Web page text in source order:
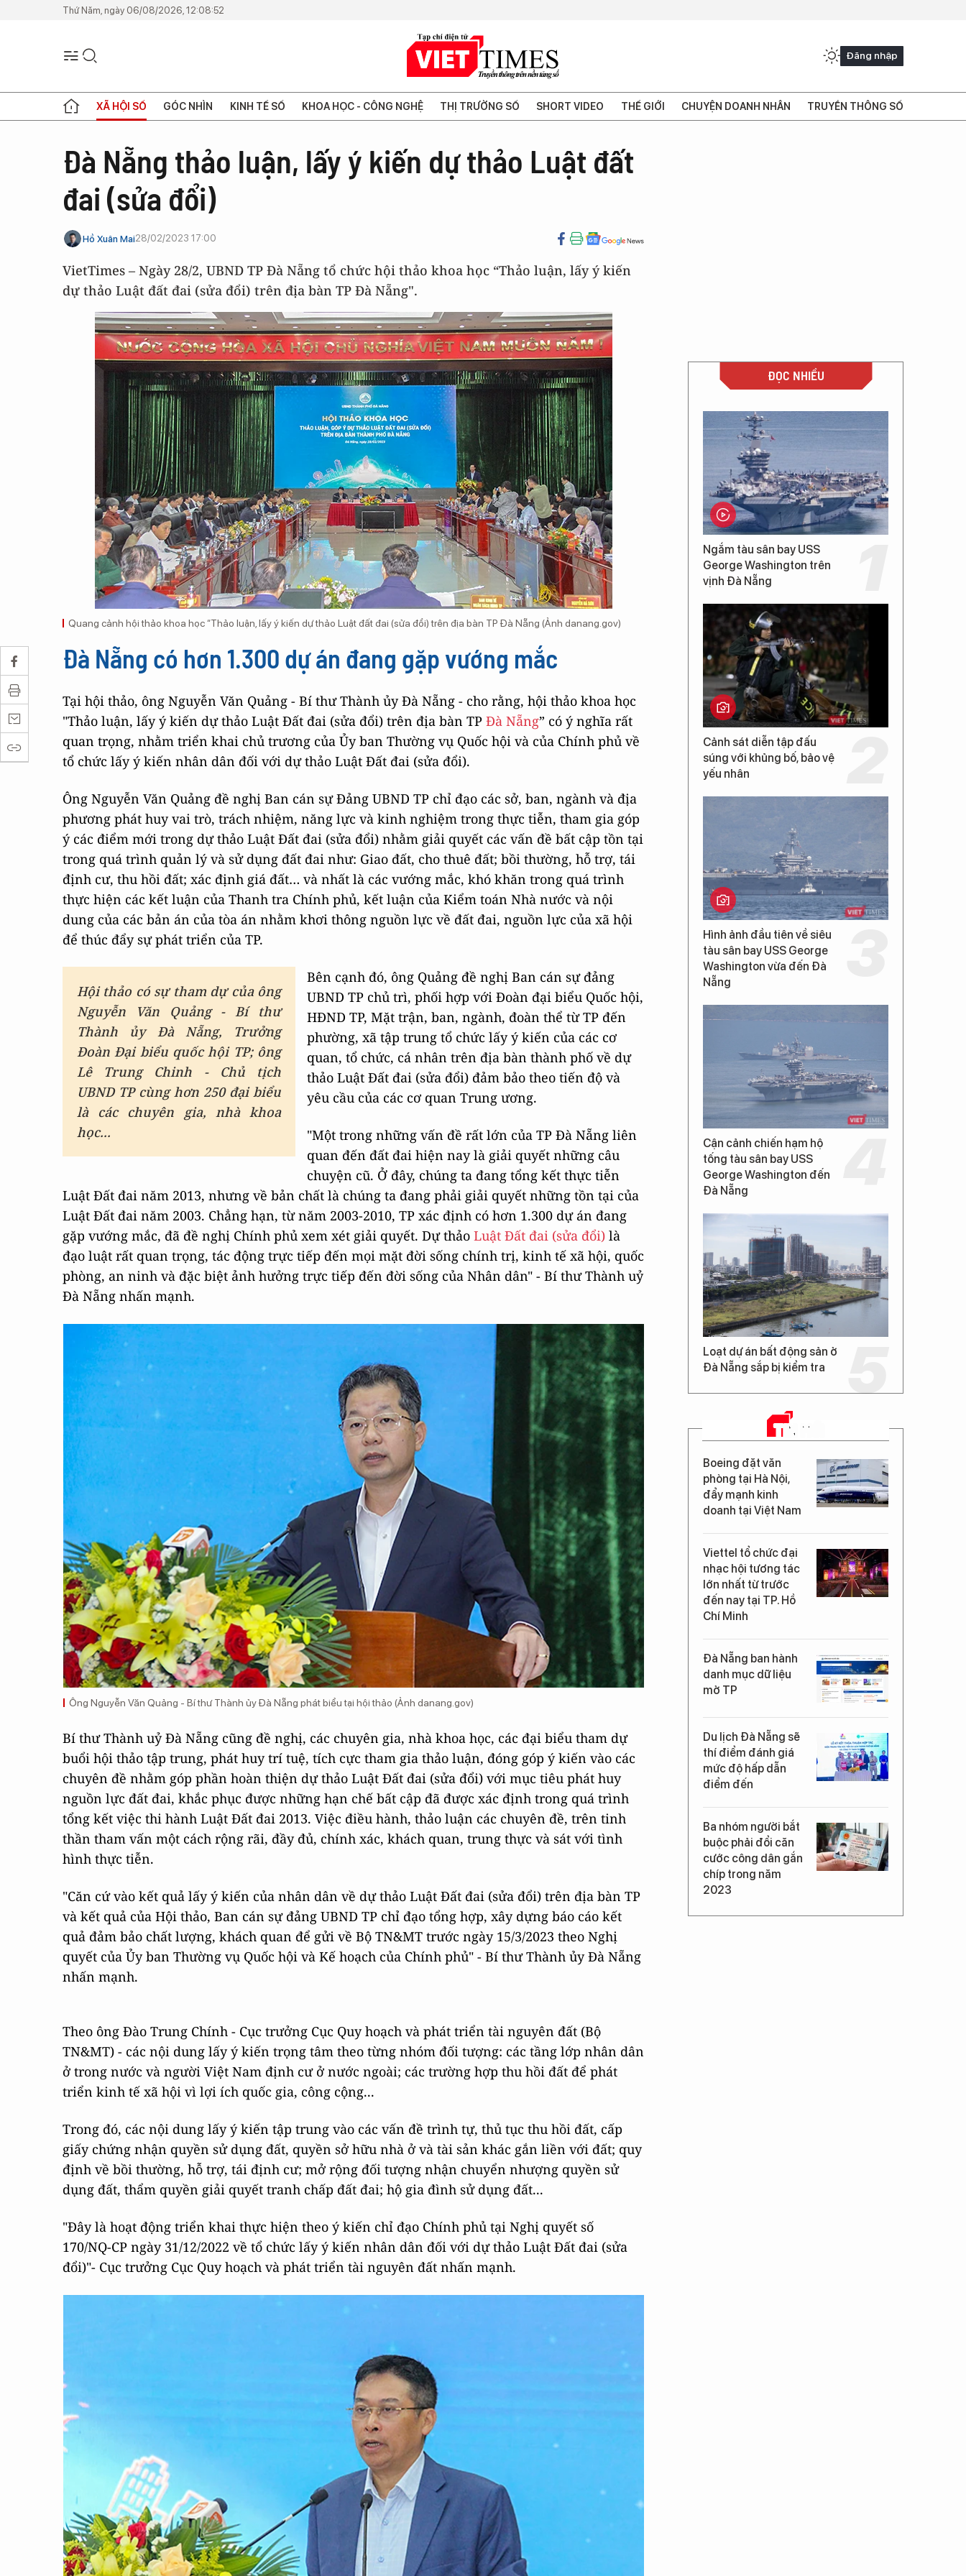
Thứ Năm, ngày 06/08/2026, 12:08:52
Đăng nhập
XÃ HỘI SỐ GÓC NHÌN KINH TẾ SỐ KHOA HỌC - CÔNG NGHỆ THỊ TRƯỜNG SỐ SHORT VIDEO THẾ GIỚI CHUYỆN DOANH NHÂN TRUYỀN THÔNG SỐ
Đà Nẵng thảo luận, lấy ý kiến dự thảo Luật đất
đai (sửa đổi)
Hồ Xuân Mai28/02/2023 17:00
VietTimes – Ngày 28/2, UBND TP Đà Nẵng tổ chức hội thảo khoa học “Thảo luận, lấy ý kiến
dự thảo Luật đất đai (sửa đổi) trên địa bàn TP Đà Nẵng".
Quang cảnh hội thảo khoa học “Thảo luận, lấy ý kiến dự thảo Luật đất đai (sửa đổi) trên địa bàn TP Đà Nẵng (Ảnh danang.gov)
Đà Nẵng có hơn 1.300 dự án đang gặp vướng mắc
Tại hội thảo, ông Nguyễn Văn Quảng - Bí thư Thành ủy Đà Nẵng - cho rằng, hội thảo khoa học
"Thảo luận, lấy ý kiến dự thảo Luật Đất đai (sửa đổi) trên địa bàn TP Đà Nẵng” có ý nghĩa rất
quan trọng, nhằm triển khai chủ trương của Ủy ban Thường vụ Quốc hội và của Chính phủ về
tổ chức lấy ý kiến nhân dân đối với dự thảo Luật Đất đai (sửa đổi).
Ông Nguyễn Văn Quảng đề nghị Ban cán sự Đảng UBND TP chỉ đạo các sở, ban, ngành và địa
phương phát huy vai trò, trách nhiệm, năng lực và kinh nghiệm trong thực tiễn, tham gia góp
ý các điểm mới trong dự thảo Luật Đất đai (sửa đổi) nhằm giải quyết các vấn đề bất cập tồn tại
trong quá trình quản lý và sử dụng đất đai như: Giao đất, cho thuê đất; bồi thường, hỗ trợ, tái
định cư, thu hồi đất; xác định giá đất… và nhất là các vướng mắc, khó khăn trong quá trình
thực hiện các kết luận của Thanh tra Chính phủ, kết luận của Kiểm toán Nhà nước và nội
dung của các bản án của tòa án nhằm khơi thông nguồn lực về đất đai, nguồn lực của xã hội
để thúc đẩy sự phát triển của TP.
Hội thảo có sự tham dự của ông
Nguyễn Văn Quảng - Bí thư
Thành ủy Đà Nẵng, Trưởng
Đoàn Đại biểu quốc hội TP; ông
Lê Trung Chinh - Chủ tịch
UBND TP cùng hơn 250 đại biểu
là các chuyên gia, nhà khoa
học...
Bên cạnh đó, ông Quảng đề nghị Ban cán sự đảng
UBND TP chủ trì, phối hợp với Đoàn đại biểu Quốc hội,
HĐND TP, Mặt trận, ban, ngành, đoàn thể từ TP đến
phường, xã tập trung tổ chức lấy ý kiến của các cơ
quan, tổ chức, cá nhân trên địa bàn thành phố về dự
thảo Luật Đất đai (sửa đổi) đảm bảo theo tiến độ và
yêu cầu của các cơ quan Trung ương.
"Một trong những vấn đề rất lớn của TP Đà Nẵng liên
quan đến đất đai hiện nay là giải quyết những câu
chuyện cũ. Ở đây, chúng ta đang tổng kết thực tiễn
Luật Đất đai năm 2013, nhưng về bản chất là chúng ta đang phải giải quyết những tồn tại của
Luật Đất đai năm 2003. Chẳng hạn, từ năm 2003-2010, TP xác định có hơn 1.300 dự án đang
gặp vướng mắc, đã đề nghị Chính phủ xem xét giải quyết. Dự thảo Luật Đất đai (sửa đổi) là
đạo luật rất quan trọng, tác động trực tiếp đến mọi mặt đời sống chính trị, kinh tế xã hội, quốc
phòng, an ninh và đặc biệt ảnh hưởng trực tiếp đến đời sống của Nhân dân" - Bí thư Thành uỷ
Đà Nẵng nhấn mạnh.
Ông Nguyễn Văn Quảng - Bí thư Thành ủy Đà Nẵng phát biểu tại hội thảo (Ảnh danang.gov)
Bí thư Thành uỷ Đà Nẵng cũng đề nghị, các chuyên gia, nhà khoa học, các đại biểu tham dự
buổi hội thảo tập trung, phát huy trí tuệ, tích cực tham gia thảo luận, đóng góp ý kiến vào các
chuyên đề nhằm góp phần hoàn thiện dự thảo Luật Đất đai (sửa đổi) với mục tiêu phát huy
nguồn lực đất đai, khắc phục được những hạn chế bất cập đã được xác định trong quá trình
tổng kết việc thi hành Luật Đất đai 2013. Việc điều hành, thảo luận các chuyên đề, trên tinh
thần tham vấn một cách rộng rãi, đầy đủ, chính xác, khách quan, trung thực và sát với tình
hình thực tiễn.
"Căn cứ vào kết quả lấy ý kiến của nhân dân về dự thảo Luật Đất đai (sửa đổi) trên địa bàn TP
và kết quả của Hội thảo, Ban cán sự đảng UBND TP chỉ đạo tổng hợp, xây dựng báo cáo kết
quả đảm bảo chất lượng, khách quan để gửi về Bộ TN&MT trước ngày 15/3/2023 theo Nghị
quyết của Ủy ban Thường vụ Quốc hội và Kế hoạch của Chính phủ" - Bí thư Thành ủy Đà Nẵng
nhấn mạnh.
Theo ông Đào Trung Chính - Cục trưởng Cục Quy hoạch và phát triển tài nguyên đất (Bộ
TN&MT) - các nội dung lấy ý kiến trọng tâm theo từng nhóm đối tượng: các tầng lớp nhân dân
ở trong nước và người Việt Nam định cư ở nước ngoài; các trường hợp thu hồi đất để phát
triển kinh tế xã hội vì lợi ích quốc gia, công cộng...
Trong đó, các nội dung lấy ý kiến tập trung vào các vấn đề trình tự, thủ tục thu hồi đất, cấp
giấy chứng nhận quyền sử dụng đất, quyền sở hữu nhà ở và tài sản khác gắn liền với đất; quy
định về bồi thường, hỗ trợ, tái định cư; mở rộng đối tượng nhận chuyển nhượng quyền sử
dụng đất, thẩm quyền giải quyết tranh chấp đất đai; hộ gia đình sử dụng đất...
"Đây là hoạt động triển khai thực hiện theo ý kiến chỉ đạo Chính phủ tại Nghị quyết số
170/NQ-CP ngày 31/12/2022 về tổ chức lấy ý kiến nhân dân đối với dự thảo Luật Đất đai (sửa
đổi)"- Cục trưởng Cục Quy hoạch và phát triển tài nguyên đất nhấn mạnh.
ĐỌC NHIỀU
Ngắm tàu sân bay USS
George Washington trên
vịnh Đà Nẵng
Cảnh sát diễn tập đấu
súng với khủng bố, bảo vệ
yếu nhân
Hình ảnh đầu tiên về siêu
tàu sân bay USS George
Washington vừa đến Đà
Nẵng
Cận cảnh chiến hạm hộ
tống tàu sân bay USS
George Washington đến
Đà Nẵng
Loạt dự án bất động sản ở
Đà Nẵng sắp bị kiểm tra
TIN MỚI
Boeing đặt văn
phòng tại Hà Nội,
đẩy mạnh kinh
doanh tại Việt Nam
Viettel tổ chức đại
nhạc hội tương tác
lớn nhất từ trước
đến nay tại TP. Hồ
Chí Minh
Đà Nẵng ban hành
danh mục dữ liệu
mở TP
Du lịch Đà Nẵng sẽ
thí điểm đánh giá
mức độ hấp dẫn
điểm đến
Ba nhóm người bắt
buộc phải đổi căn
cước công dân gắn
chíp trong năm
2023